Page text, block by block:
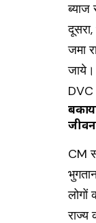
ब्याज
जमा
जाये।
DVC
CM
लोगों
राज्य